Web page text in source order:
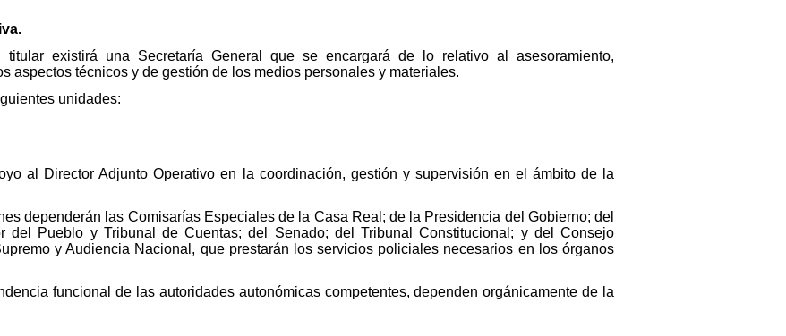
titular existirá una Secretaría General que se encargará de lo relativo al asesoramiento,
aspectos técnicos y de gestión de los medios personales y materiales.
unidades:
al Director Adjunto Operativo en la coordinación, gestión y supervisión en el ámbito de la
dependerán las Comisarías Especiales de la Casa Real; de la Presidencia del Gobierno; del
del Pueblo y Tribunal de Cuentas; del Senado; del Tribunal Constitucional; y del Consejo
y Audiencia Nacional, que prestarán los servicios policiales necesarios en los órganos
funcional de las autoridades autonómicas competentes, dependen orgánicamente de la